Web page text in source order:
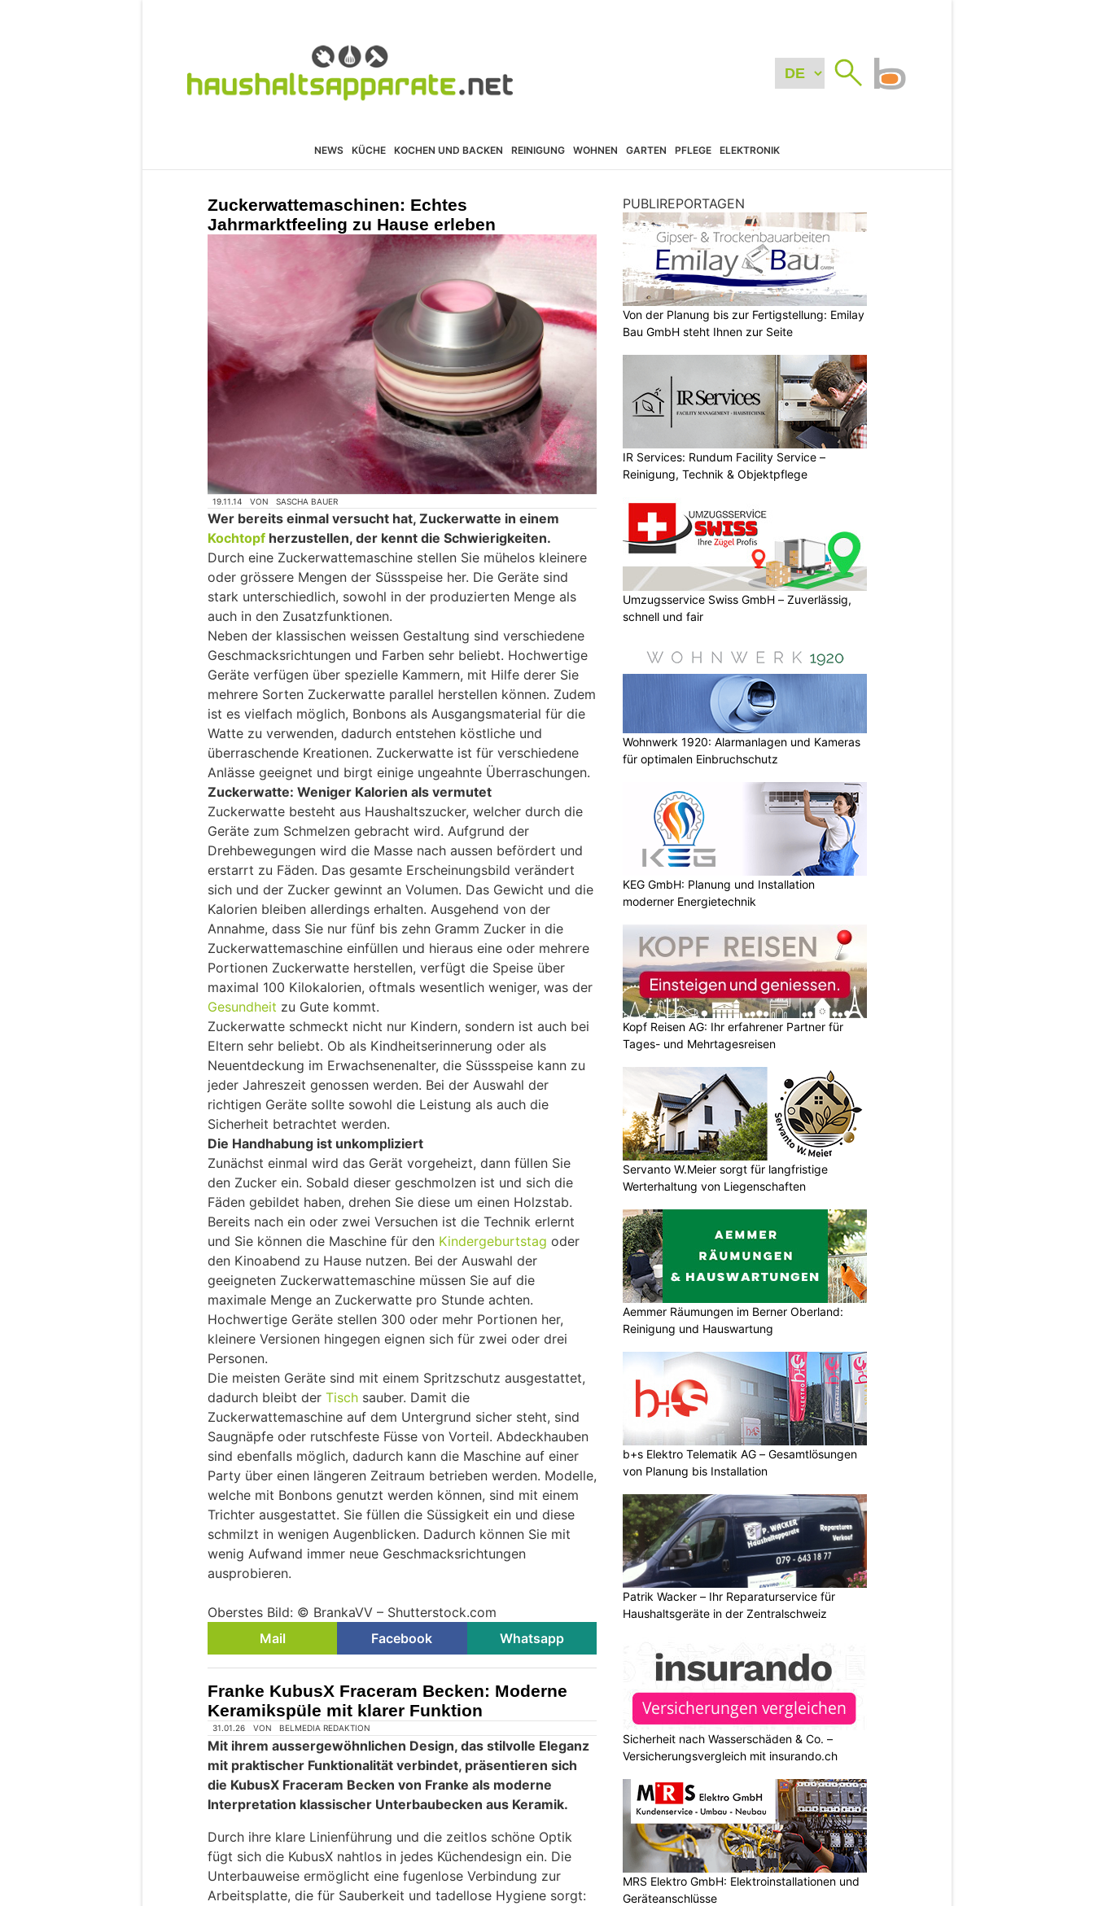
NEWS KÜCHE KOCHEN UND BACKEN REINIGUNG WOHNEN GARTEN PFLEGE ELEKTRONIK
Zuckerwattemaschinen: Echtes
Jahrmarktfeeling zu Hause erleben
19.11.14 VON SASCHA BAUER
Wer bereits einmal versucht hat, Zuckerwatte in einem
Kochtopf herzustellen, der kennt die Schwierigkeiten.
Durch eine Zuckerwattemaschine stellen Sie mühelos kleinere
oder grössere Mengen der Süssspeise her. Die Geräte sind
stark unterschiedlich, sowohl in der produzierten Menge als
auch in den Zusatzfunktionen.
Neben der klassischen weissen Gestaltung sind verschiedene
Geschmacksrichtungen und Farben sehr beliebt. Hochwertige
Geräte verfügen über spezielle Kammern, mit Hilfe derer Sie
mehrere Sorten Zuckerwatte parallel herstellen können. Zudem
ist es vielfach möglich, Bonbons als Ausgangsmaterial für die
Watte zu verwenden, dadurch entstehen köstliche und
überraschende Kreationen. Zuckerwatte ist für verschiedene
Anlässe geeignet und birgt einige ungeahnte Überraschungen.
Zuckerwatte: Weniger Kalorien als vermutet
Zuckerwatte besteht aus Haushaltszucker, welcher durch die
Geräte zum Schmelzen gebracht wird. Aufgrund der
Drehbewegungen wird die Masse nach aussen befördert und
erstarrt zu Fäden. Das gesamte Erscheinungsbild verändert
sich und der Zucker gewinnt an Volumen. Das Gewicht und die
Kalorien bleiben allerdings erhalten. Ausgehend von der
Annahme, dass Sie nur fünf bis zehn Gramm Zucker in die
Zuckerwattemaschine einfüllen und hieraus eine oder mehrere
Portionen Zuckerwatte herstellen, verfügt die Speise über
maximal 100 Kilokalorien, oftmals wesentlich weniger, was der
Gesundheit zu Gute kommt.
Zuckerwatte schmeckt nicht nur Kindern, sondern ist auch bei
Eltern sehr beliebt. Ob als Kindheitserinnerung oder als
Neuentdeckung im Erwachsenenalter, die Süssspeise kann zu
jeder Jahreszeit genossen werden. Bei der Auswahl der
richtigen Geräte sollte sowohl die Leistung als auch die
Sicherheit betrachtet werden.
Die Handhabung ist unkompliziert
Zunächst einmal wird das Gerät vorgeheizt, dann füllen Sie
den Zucker ein. Sobald dieser geschmolzen ist und sich die
Fäden gebildet haben, drehen Sie diese um einen Holzstab.
Bereits nach ein oder zwei Versuchen ist die Technik erlernt
und Sie können die Maschine für den Kindergeburtstag oder
den Kinoabend zu Hause nutzen. Bei der Auswahl der
geeigneten Zuckerwattemaschine müssen Sie auf die
maximale Menge an Zuckerwatte pro Stunde achten.
Hochwertige Geräte stellen 300 oder mehr Portionen her,
kleinere Versionen hingegen eignen sich für zwei oder drei
Personen.
Die meisten Geräte sind mit einem Spritzschutz ausgestattet,
dadurch bleibt der Tisch sauber. Damit die
Zuckerwattemaschine auf dem Untergrund sicher steht, sind
Saugnäpfe oder rutschfeste Füsse von Vorteil. Abdeckhauben
sind ebenfalls möglich, dadurch kann die Maschine auf einer
Party über einen längeren Zeitraum betrieben werden. Modelle,
welche mit Bonbons genutzt werden können, sind mit einem
Trichter ausgestattet. Sie füllen die Süssigkeit ein und diese
schmilzt in wenigen Augenblicken. Dadurch können Sie mit
wenig Aufwand immer neue Geschmacksrichtungen
ausprobieren.
Oberstes Bild: © BrankaVV – Shutterstock.com
Mail
Facebook Whatsapp
Franke KubusX Fraceram Becken: Moderne
Keramikspüle mit klarer Funktion
PUBLIREPORTAGEN
Von der Planung bis zur Fertigstellung: Emilay
Bau GmbH steht Ihnen zur Seite
IR Services: Rundum Facility Service –
Reinigung, Technik & Objektpflege
Umzugsservice Swiss GmbH – Zuverlässig,
schnell und fair
Wohnwerk 1920: Alarmanlagen und Kameras
für optimalen Einbruchschutz
KEG GmbH: Planung und Installation
moderner Energietechnik
Kopf Reisen AG: Ihr erfahrener Partner für
Tages- und Mehrtagesreisen
Servanto W.Meier sorgt für langfristige
Werterhaltung von Liegenschaften
Aemmer Räumungen im Berner Oberland:
Reinigung und Hauswartung
b+s Elektro Telematik AG – Gesamtlösungen
von Planung bis Installation
Patrik Wacker – Ihr Reparaturservice für
Haushaltsgeräte in der Zentralschweiz
Sicherheit nach Wasserschäden & Co. –
Versicherungsvergleich mit insurando.ch
MRS Elektro GmbH: Elektroinstallationen und
Geräteanschlüsse